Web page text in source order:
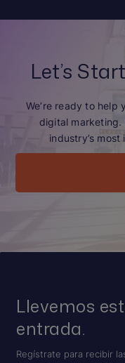
Let’s
We’re ready to
digital
industry’s
Llevemos
entrada.
Regístrate para recibir